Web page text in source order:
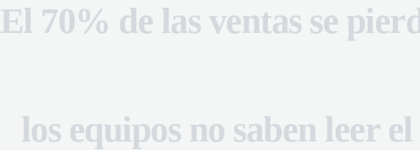
El 70% de las ventas se
El 70% de las ventas se
los equipos no saben leer
los equipos no saben leer